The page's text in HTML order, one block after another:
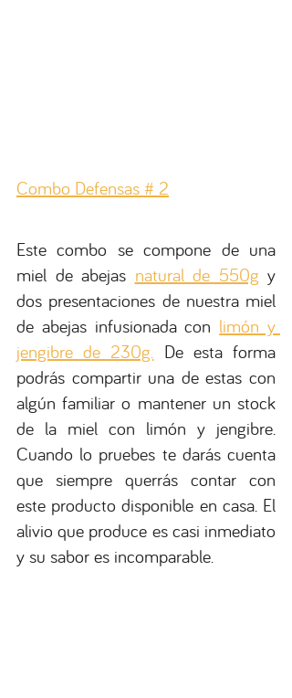
Combo Defensas # 2
Este combo se compone de una
miel de abejas natural de 550g y
dos presentaciones de nuestra miel
de abejas infusionada con limón y
jengibre de 230g. De esta forma
podrás compartir una de estas con
algún familiar o mantener un stock
de la miel con limón y jengibre.
Cuando lo pruebes te darás cuenta
que siempre querrás contar con
este producto disponible en casa. El
alivio que produce es casi inmediato
y su sabor es incomparable.